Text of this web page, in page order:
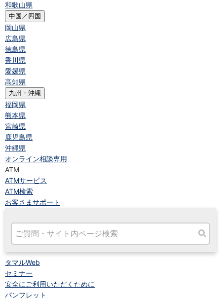
和歌山県
中国／四国
岡山県
広島県
徳島県
香川県
愛媛県
高知県
九州・沖縄
福岡県
熊本県
宮崎県
鹿児島県
沖縄県
オンライン相談専用
ATM
ATMサービス
ATM検索
お客さまサポート
タマルWeb
セミナー
安全にご利用いただくために
パンフレット